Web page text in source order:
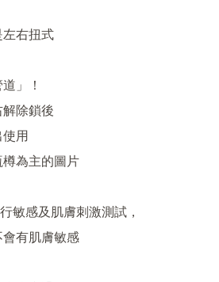
左右扭式
」！
解除鎖後
用
為主的圖片
敏感及肌膚刺激測試，
有肌膚敏感